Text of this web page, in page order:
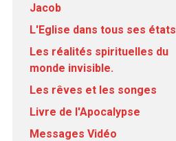
Jacob
L'Eglise dans tous ses états
Les réalités spirituelles du
monde invisible.
Les rêves et les songes
Livre de l'Apocalypse
Messages Vidéo